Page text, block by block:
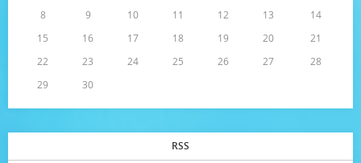
8
9 10 11 12 13
14
15
16 17 18 19 20
21
22
23 24 25 26 27
28
29
30
RSS